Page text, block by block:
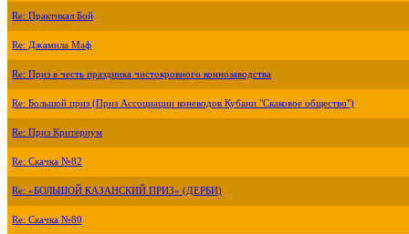
Re: Практикал Бой
Re: Джамила Маф
Re: Приз в честь праздника чистокровного коннозаводства
Re: Большой приз (Приз Ассоциации коневодов Кубани "Скаковое общество")
Re: Приз Критериум
Re: Скачка №82
Re: «БОЛЬШОЙ КАЗАНСКИЙ ПРИЗ» (ДЕРБИ)
Re: Скачка №80